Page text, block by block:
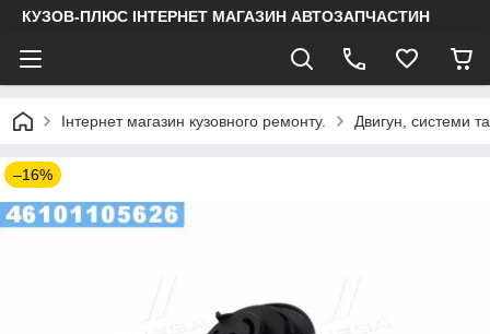
КУЗОВ-ПЛЮС ІНТЕРНЕТ МАГАЗИН АВТОЗАПЧАСТИН
Інтернет магазин кузовного ремонту. Двигун, системи
–16%